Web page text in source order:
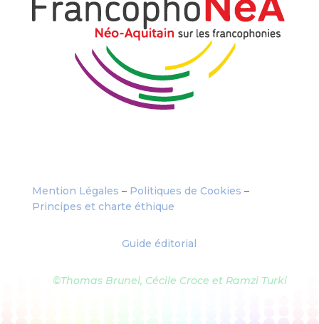
Mention Légales – Politiques de Cookies –
Principes et charte éthique
Guide éditorial
©Thomas Brunel, Cécile Croce et Ramzi Turki